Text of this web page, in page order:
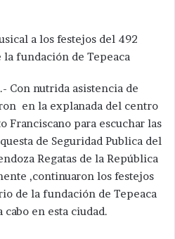
a los festejos del 492
la fundación de Tepeaca
Con nutrida asistencia de
en la explanada del centro
Franciscano para escuchar las
de Seguridad Publica del
Regatas de la República
,continuaron los festejos
de la fundación de Tepeaca
cabo en esta ciudad.